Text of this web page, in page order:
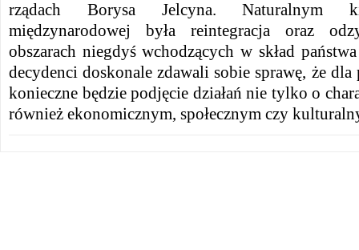
rządach Borysa Jelcyna. Naturalnym
międzynarodowej była reintegracja oraz
obszarach niegdyś wchodzących w skład
decydenci doskonale zdawali sobie sprawę, że
konieczne będzie podjęcie działań nie tylko o
również ekonomicznym, społecznym czy